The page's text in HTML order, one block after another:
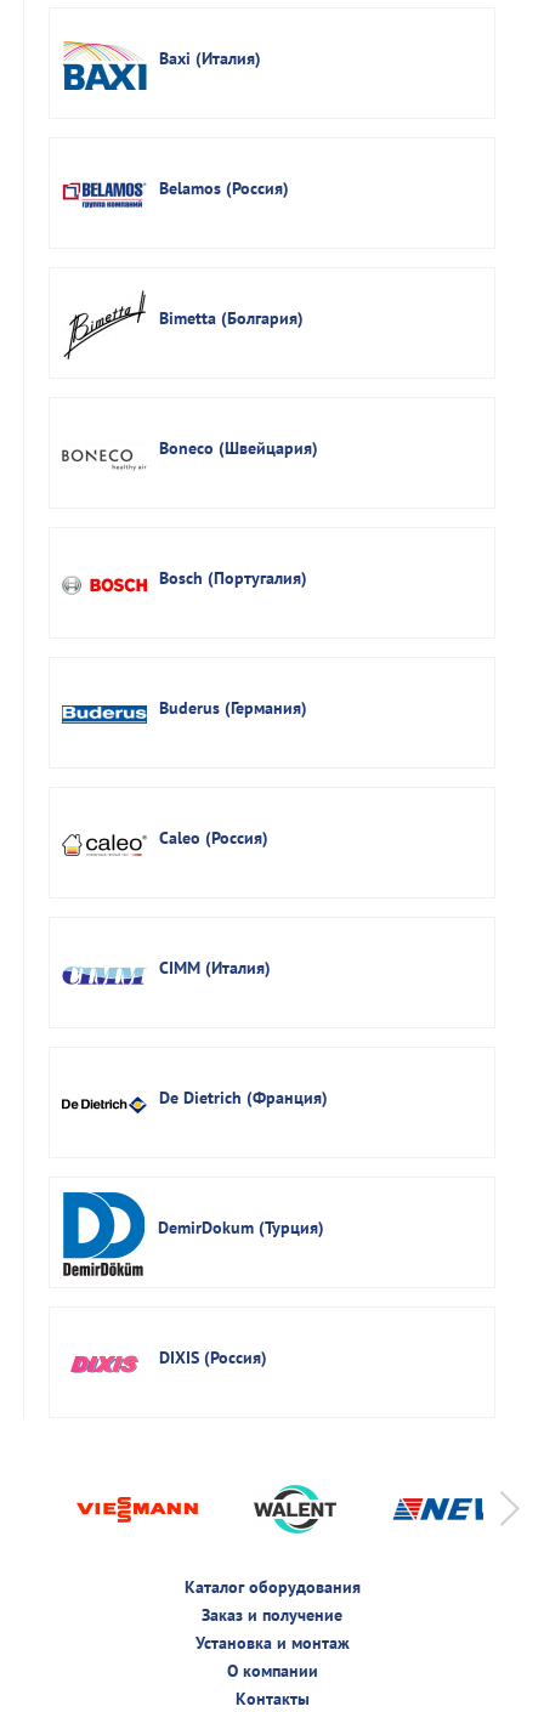
Baxi (Италия)
Belamos (Россия)
Bimetta (Болгария)
Boneco (Швейцария)
Bosch (Португалия)
Buderus (Германия)
Caleo (Россия)
CIMM (Италия)
De Dietrich (Франция)
DemirDokum (Турция)
DIXIS (Россия)
Каталог оборудования
Заказ и получение
Установка и монтаж
О компании
Контакты